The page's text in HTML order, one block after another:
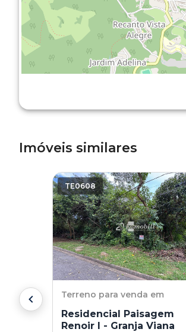
Imóveis similares
TE0608
Terreno para venda em
Residencial Paisagem
Renoir I - Granja Viana